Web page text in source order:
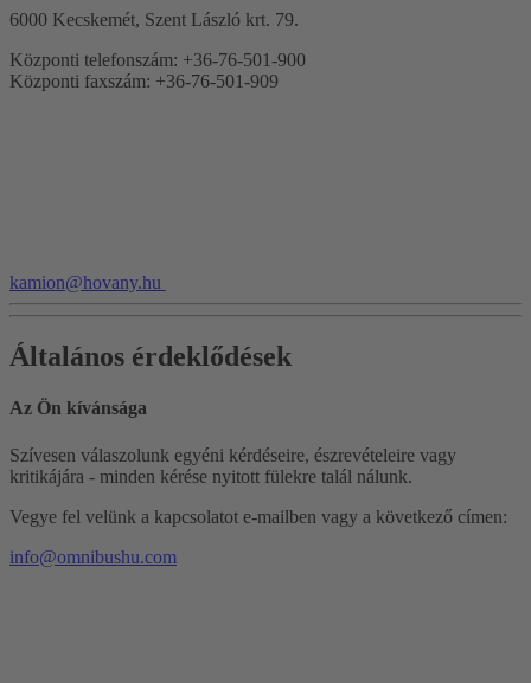
6000 Kecskemét, Szent László krt. 79.
Központi telefonszám: +36-76-501-900
Központi faxszám: +36-76-501-909
kamion@hovany.hu
Általános érdeklődések
Az Ön kívánsága
Szívesen válaszolunk egyéni kérdéseire, észrevételeire vagy
kritikájára - minden kérése nyitott fülekre talál nálunk.
Vegye fel velünk a kapcsolatot e-mailben vagy a következő címen:
info@omnibushu.com